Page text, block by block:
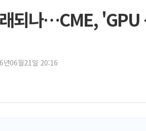
청와대, 북
금값 7주 만
'월가의 황
양주 섬유
되나…CME, 'GPU
년06월21일 20:16